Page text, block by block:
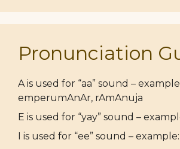
Pronunciation
A is used for “aa” sound –
emperumAnAr, rAmAnuja
E is used for “yay” sound –
I is used for “ee” sound –